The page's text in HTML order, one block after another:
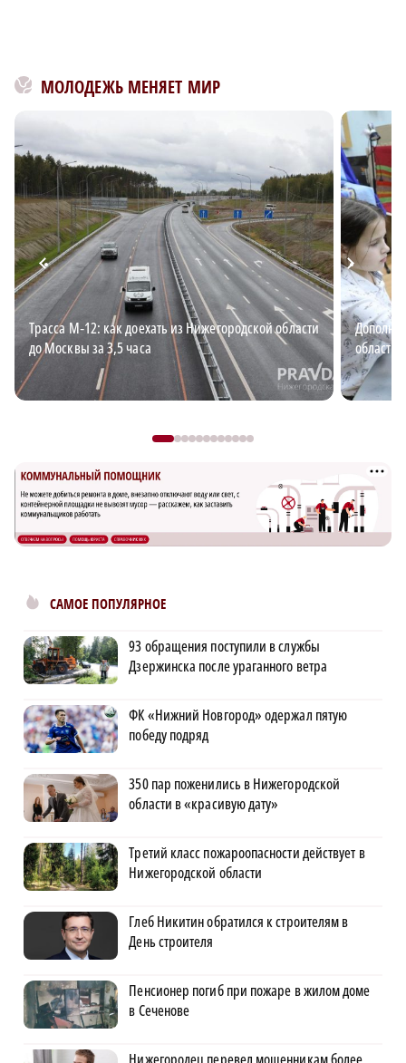
МОЛОДЕЖЬ МЕНЯЕТ МИР
Трасса М‑12: как доехать из Нижегородской области
до Москвы за 3,5 часа
области:
САМОЕ ПОПУЛЯРНОЕ
93 обращения поступили в службы
Дзержинска после ураганного ветра
ФК «Нижний Новгород» одержал пятую
победу подряд
350 пар поженились в Нижегородской
области в «красивую дату»
Третий класс пожароопасности действует в
Нижегородской области
Глеб Никитин обратился к строителям в
День строителя
Пенсионер погиб при пожаре в жилом доме
в Сеченове